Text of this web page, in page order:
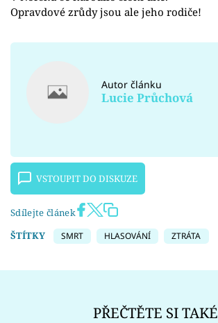
Opravdové zrůdy jsou ale jeho rodiče!
Autor článku
Lucie Průchová
VSTOUPIT DO DISKUZE
Sdílejte článek
ŠTÍTKY
SMRT HLASOVÁNÍ ZTRÁTA
PŘEČTĚTE SI TAKÉ